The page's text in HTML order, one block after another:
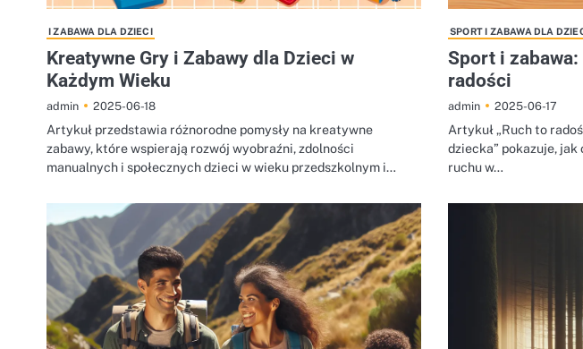
I ZABAWA DLA DZIECI
Kreatywne Gry i Zabawy dla Dzieci w
Każdym Wieku
admin 2025-06-18
Artykuł przedstawia różnorodne pomysły na kreatywne
zabawy, które wspierają rozwój wyobraźni, zdolności
manualnych i społecznych dzieci w wieku przedszkolnym i…
SPORT I ZABAWA DLA
Sport i
radości
admin 2025-06-17
Artykuł „Ruch to
dziecka” pokazuje, jak
ruchu w…